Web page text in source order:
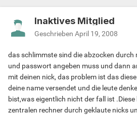
Inaktives Mitglied
Geschrieben April 19, 2008
das schlimmste sind die abzocken durch
und passwort angeben muss und dann
mit deinen nick, das problem ist das
deine name versendet und die leute
bist,was eigentlich nicht der fall ist
zentralen rechner durch geklaute nicks